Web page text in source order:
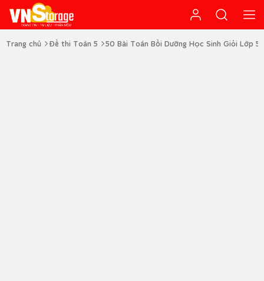
Trang chủ Đề thi Toán 5 50 Bài Toán Bồi Dưỡng Học Sinh Giỏi Lớp 5